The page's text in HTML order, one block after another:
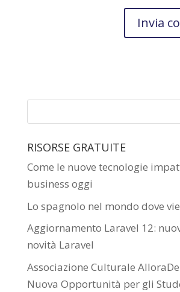
RISORSE GRATUITE
Come le nuove tecnologie
business oggi
Lo spagnolo nel mondo dove
Aggiornamento Laravel 12:
novità Laravel
Associazione Culturale
Nuova Opportunità per gli